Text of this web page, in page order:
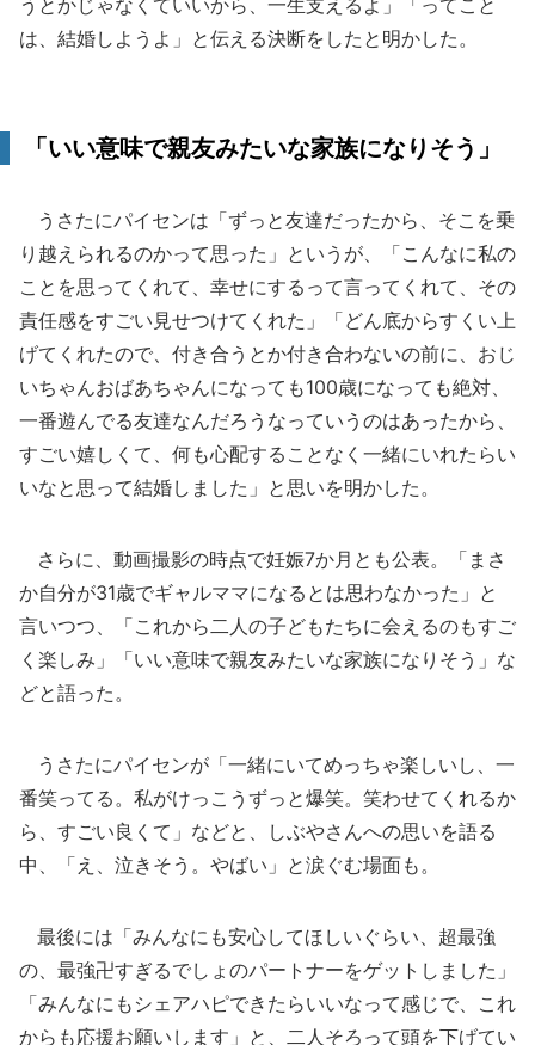
うとかじゃなくていいから、一生支えるよ」「ってこと
は、結婚しようよ」と伝える決断をしたと明かした。
「いい意味で親友みたいな家族になりそう」
うさたにパイセンは「ずっと友達だったから、そこを乗
り越えられるのかって思った」というが、「こんなに私の
ことを思ってくれて、幸せにするって言ってくれて、その
責任感をすごい見せつけてくれた」「どん底からすくい上
げてくれたので、付き合うとか付き合わないの前に、おじ
いちゃんおばあちゃんになっても100歳になっても絶対、
一番遊んでる友達なんだろうなっていうのはあったから、
すごい嬉しくて、何も心配することなく一緒にいれたらい
いなと思って結婚しました」と思いを明かした。
さらに、動画撮影の時点で妊娠7か月とも公表。「まさ
か自分が31歳でギャルママになるとは思わなかった」と
言いつつ、「これから二人の子どもたちに会えるのもすご
く楽しみ」「いい意味で親友みたいな家族になりそう」な
どと語った。
うさたにパイセンが「一緒にいてめっちゃ楽しいし、一
番笑ってる。私がけっこうずっと爆笑。笑わせてくれるか
ら、すごい良くて」などと、しぶやさんへの思いを語る
中、「え、泣きそう。やばい」と涙ぐむ場面も。
最後には「みんなにも安心してほしいぐらい、超最強
の、最強卍すぎるでしょのパートナーをゲットしました」
「みんなにもシェアハピできたらいいなって感じで、これ
からも応援お願いします」と、二人そろって頭を下げてい